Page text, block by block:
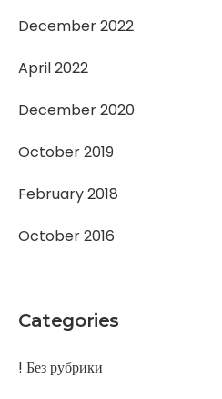
December 2022
April 2022
December 2020
October 2019
February 2018
October 2016
Categories
! Без рубрики